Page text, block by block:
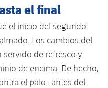
Amateurs
el final
el inicio del segundo
Los cambios del
servido de refresco y
de encima. De hecho,
el palo -antes del